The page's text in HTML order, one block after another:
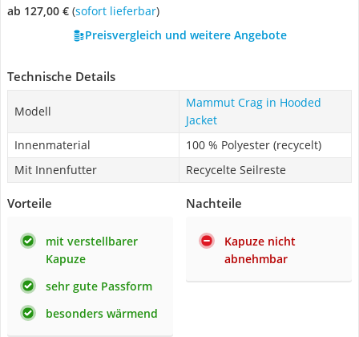
ab 127,00 € ( Sofort lieferbar)
Preisvergleich und weitere Angebote
Technische Details
Modell
Mammut Crag in Hooded
Jacket
Innenmaterial
100 % Polyester (recycelt)
Mit Innenfutter
Recycelte Seilreste
Vorteile
mit verstellbarer
Kapuze
sehr gute Passform
besonders wärmend
Nachteile
Kapuze nicht
abnehmbar